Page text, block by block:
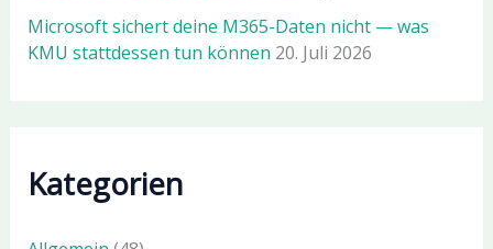
Microsoft sichert deine M365-Daten nicht — was
KMU stattdessen tun können 20. Juli 2026
Kategorien